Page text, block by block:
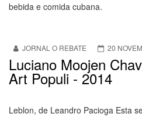
bebida e comida cubana.
JORNAL O REBATE 20
Luciano Moojen
Art Populi - 2014
Leblon, de Leandro Pacioga Esta